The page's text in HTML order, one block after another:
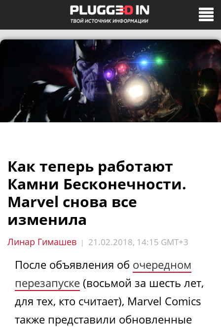
Как теперь работают
Камни Бесконечности.
Marvel снова все
изменила
Линар Гимашев | 21.02.2018, 14:15 GMT+3
После объявления об очередном
перезапуске (восьмой за шесть лет,
для тех, кто считает), Marvel Comics
также представили обновленные